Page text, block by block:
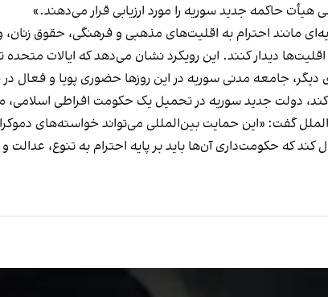
هیأت حاکمه جدید سوریه را مورد ارزیابی قرار می‌دهند.»
مانند احترام به اقلیت‌های مذهبی و فرهنگی، حقوق
دیدار کنند. این رویکرد نشان می‌دهد که ایالات
دیگر، جامعه مدنی سوریه در این روزها حضوری پویا و فعال
کند، دولت جدید سوریه در تحمیل یک حکومت افراطی
گفت: «این حمایت بین‌المللی می‌تواند خواسته‌های
کند که حکومت‌داری آن‌ها باید بر پایه احترام به تنوع،